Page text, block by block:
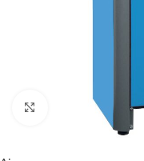
Kliknij aby